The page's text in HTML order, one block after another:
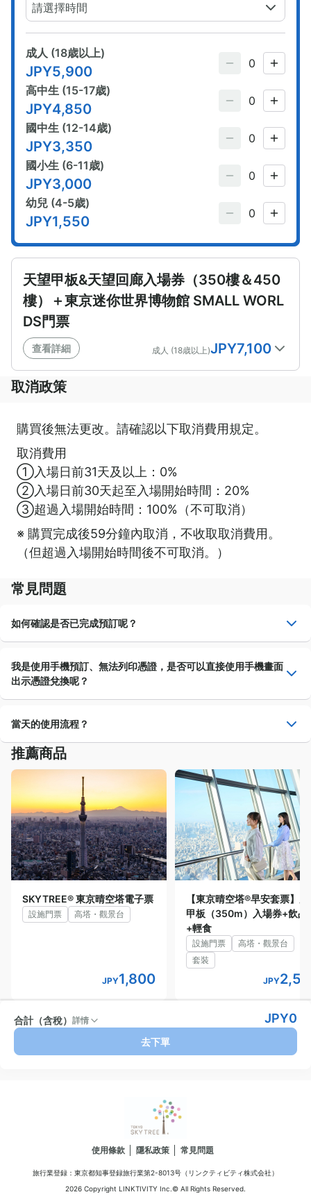
請選擇時間
成人 (18歳以上)
JPY5,900
高中生 (15-17歳)
JPY4,850
國中生 (12-14歳)
JPY3,350
國小生 (6-11歳)
JPY3,000
幼兒 (4-5歳)
JPY1,550
天望甲板&天望回廊入場券（350樓＆450
樓）＋東京迷你世界博物館 SMALL WORL
DS門票
查看詳細 成人 (18歳以上)JPY7,100
日 一 二 三 四 五
2 3 4 5 6 7
9 10 11 12 13
23 24 25 26 27 28 29
請選擇時間
成人 (18歳以上)
JPY7,100
高中生 (15-17歳)
JPY6,050
國中生 (12-14歳)
取消政策
購買後無法更改。請確認以下取消費用規定。
取消費用
①入場日前31天及以上：0%
②入場日前30天起至入場開始時間：20%
③超過入場開始時間：100%（不可取消）
※ 購買完成後59分鐘內取消，不收取取消費用。
（但超過入場開始時間後不可取消。）
常見問題
如何確認是否已完成預訂呢？
箱，煩請查收信內所附、含有行動條碼之憑證。亦可點擊信內的
訂單詳情連結確認訂單資訊。
我是使用手機預訂、無法列印憑證，是否可以直接使用手機畫面
出示憑證兌換呢？
當天的使用流程？
當您預訂完成，系統將發送含行動條碼憑證之訂單確認信至您所
登錄的E-mail信箱，活動當日須請攜帶該憑證並以此兌換入場
券。部分體驗可能僅需向活動供應商出示憑證即可參加活動，無
須另行兌換入場券，詳情請見各商品說明。
推薦商品
SKYTREE® 東京晴空塔電子票
設施門票 高塔・觀景台
JPY1,800
【東京晴空塔®早安套票】
甲板（350m）入場券+飲品
+輕食
設施門票
高塔・觀景台
套裝
JPY
合計（含稅） 詳情 JPY0
去下單
使用條款 隱私政策 常見問題
旅行業登録：東京都知事登録旅行業第2-8013号（リンクティビティ株式会社）
2026 Copyright LINKTIVITY Inc.© All Rights Reserved.